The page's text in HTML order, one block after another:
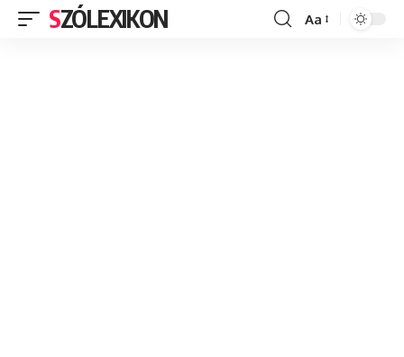
SZÓLEXIKON
Font
Aa